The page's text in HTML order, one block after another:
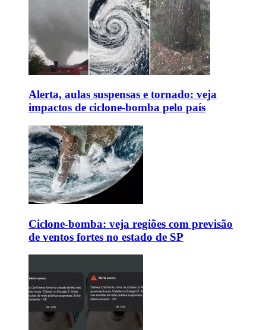
Alerta, aulas suspensas e tornado: veja
impactos de ciclone-bomba pelo país
Ciclone-bomba: veja regiões com previsão
de ventos fortes no estado de SP